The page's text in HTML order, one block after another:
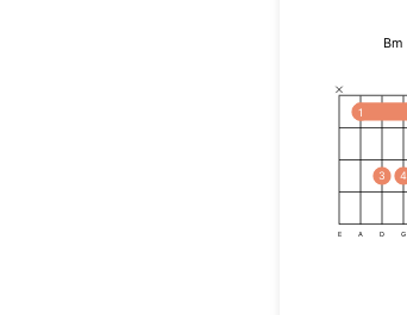
Bm
1
3 4
E A D G